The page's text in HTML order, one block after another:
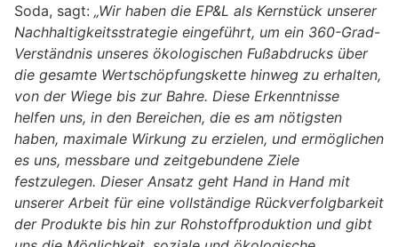
Soda, sagt: „Wir haben die EP&L als Kernstück unserer
Nachhaltigkeitsstrategie eingeführt, um ein 360-Grad-
Verständnis unseres ökologischen Fußabdrucks über
die gesamte Wertschöpfungskette hinweg zu erhalten,
von der Wiege bis zur Bahre. Diese Erkenntnisse
helfen uns, in den Bereichen, die es am nötigsten
haben, maximale Wirkung zu erzielen, und ermöglichen
es uns, messbare und zeitgebundene Ziele
festzulegen. Dieser Ansatz geht Hand in Hand mit
unserer Arbeit für eine vollständige Rückverfolgbarkeit
der Produkte bis hin zur Rohstoffproduktion und gibt